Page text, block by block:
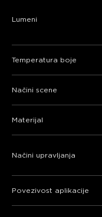
Lumeni
Temperatura boje
Načini scene
Materijal
Načini upravljanja
Povezivost aplikacije